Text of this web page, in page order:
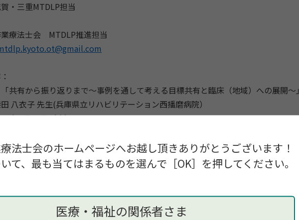
法士会のホームページへお越し頂きありがとうございます！
て、最も当てはまるものを選んで［OK］を押してください。
医療・福祉の関係者さま
・三重MTDLP担当
療法士会 MTDLP推進担当
共有から振り返りまで〜事例を通して考える目標共有と臨床（地域）への展開〜」
八衣子 先生(兵庫県立リハビリテーション西播磨病院）
年8月26日（水）19:00〜21:00
限：研修開始まで
：